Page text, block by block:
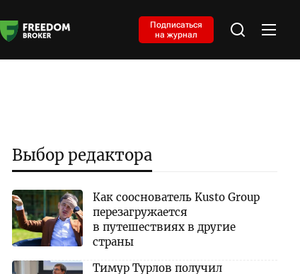
Подписаться
на журнал
Выбор редактора
Как сооснователь Kusto Group
перезагружается
в путешествиях в другие
страны
Тимур Турлов получил